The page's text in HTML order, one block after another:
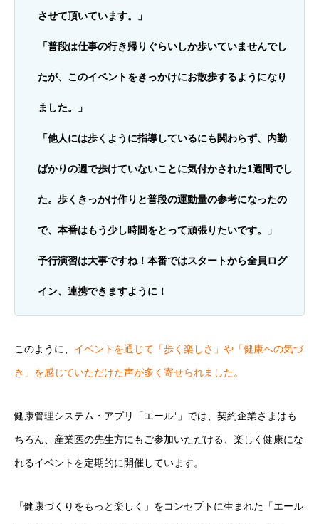
させて頂いています。」
「普段は仕事の行き帰りぐらいしか歩いていませんでし
たが、このイベントをきっかけにお散歩するようになり
ました。」
「他人には歩くように指導しているにも関わらず、内勤
ばかりの週で歩けていないことに気付かされた1週間でし
た。歩くきっかけ作りと普段の運動量の参考になったの
で、本番はもう少し時間をとって頑張りたいです。」
予行演習は大事ですね！本番ではスタートから全員ログ
イン、連携できますように！
このように、 イベントを通じて「歩く楽しさ」や「健康への気づ
き」を感じていただけた声が多く寄せられました。
健康管理システム・アプリ「エール⁺」では、契約企業さまはも
ちろん、産業医の先生方にもご参加いただける、楽しく健康にな
れるイベントを定期的に開催しています。
「健康づくりをもっと楽しく」をコンセプトに生まれた「エール